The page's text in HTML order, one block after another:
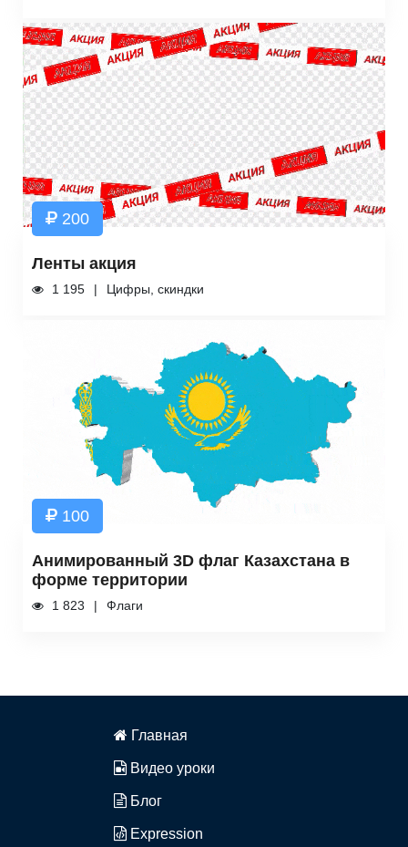
200
Ленты акция
1 195 Цифры, скиндки
100
Анимированный 3D флаг Казахстана в
форме территории
1 823 Флаги
Главная
Видео уроки
Блог
Expression